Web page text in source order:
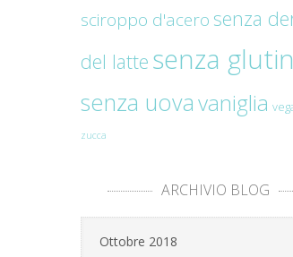
sciroppo d'acero senza
del latte senza
senza uovavaniglia
zucca
ARCHIVIO BLOG
Archivio
Blog